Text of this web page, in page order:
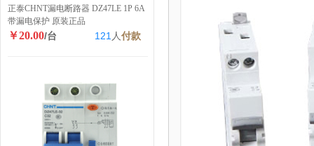
正泰CHNT漏电断路器 DZ47LE 1P 6A
带漏电保护 原装正品
￥20.00/台 121 人付款